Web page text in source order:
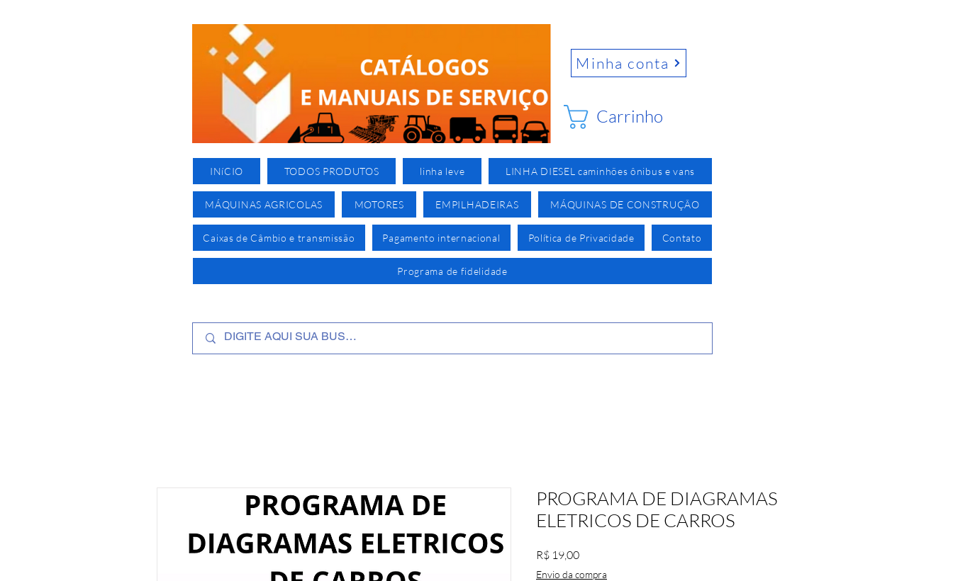
Minha conta
Carrinho
INíCIO TODOS PRODUTOS linha leve LINHA DIESEL caminhões ônibus e vans
MÁQUINAS AGRICOLAS MOTORES EMPILHADEIRAS MÁQUINAS DE CONSTRUÇÃO
Caixas de Câmbio e transmissão Pagamento internacional Política de Privacidade Contato
Programa de fidelidade
PROGRAMA DE DIAGRAMAS
ELETRICOS DE CARROS
R$ 19,00Preço
Envio da compra